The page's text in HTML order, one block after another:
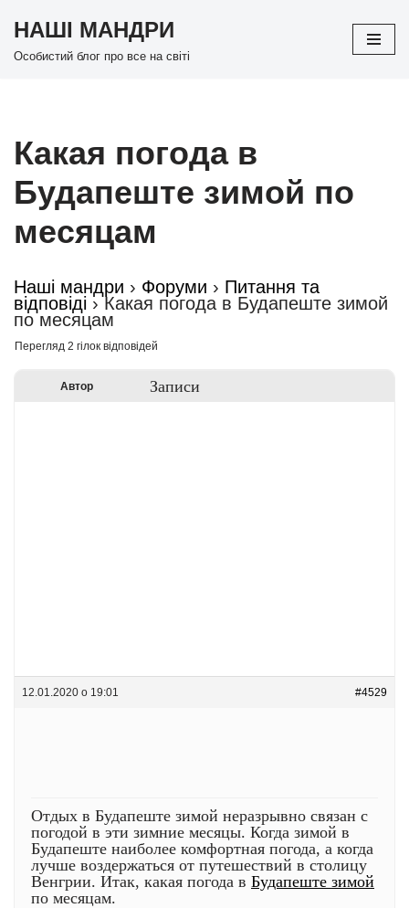
Перейти
НАШІ МАНДРИ
Особистий блог про все на світі
Какая погода в
Будапеште зимой по
месяцам
Наші мандри › Форуми › Питання та
відповіді › Какая погода в Будапеште зимой
по месяцам
Перегляд 2 гілок відповідей
Автор Записи
12.01.2020 о 19:01 #4529
Отдых в Будапеште зимой неразрывно связан с
погодой в эти зимние месяцы. Когда зимой в
Будапеште наиболее комфортная погода, а когда
лучше воздержаться от путешествий в столицу
Венгрии. Итак, какая погода в Будапеште зимой
по месяцам.